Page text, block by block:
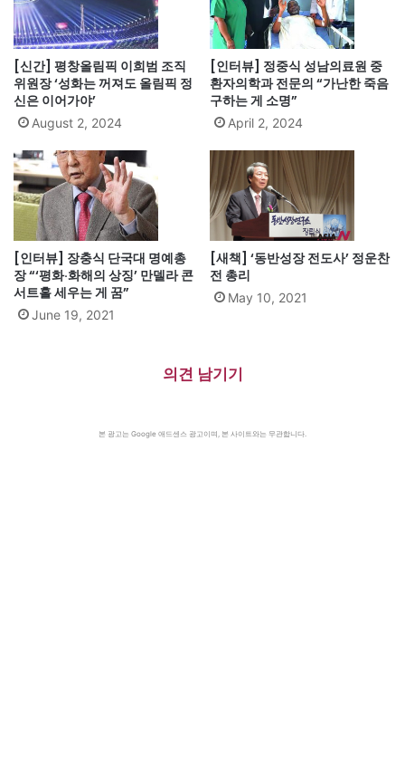
[신간] 평창올림픽 이희범 조직
위원장 ‘성화는 꺼져도 올림픽 정
신은 이어가야’
August 2, 2024
[인터뷰] 정중식 성남의료원 중
환자의학과 전문의 “가난한 죽음
구하는 게 소명”
April 2, 2024
[인터뷰] 장충식 단국대 명예총
장 “‘평화·화해의 상징’ 만델라 콘
서트홀 세우는 게 꿈”
June 19, 2021
[새책] ‘동반성장 전도사’ 정운찬
전 총리
May 10, 2021
의견 남기기
본 광고는 Google 애드센스 광고이며, 본 사이트와는 무관합니다.